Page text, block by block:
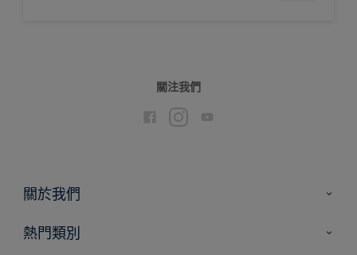
關注我們
關於我們
聯絡我們
熱門類別